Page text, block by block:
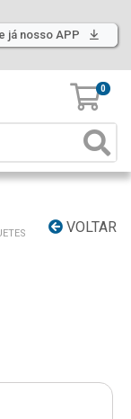
já nosso APP
0
VOLTAR